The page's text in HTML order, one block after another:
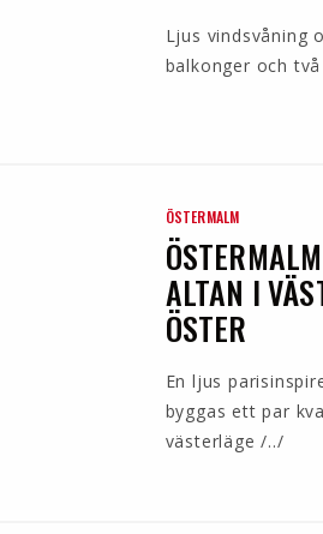
Ljus vindsvåning
balkonger och
ÖSTERMALM
ALTAN I
ÖSTER
En ljus
byggas ett par
västerläge /../